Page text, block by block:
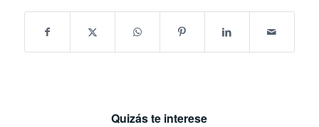
Quizás te interese